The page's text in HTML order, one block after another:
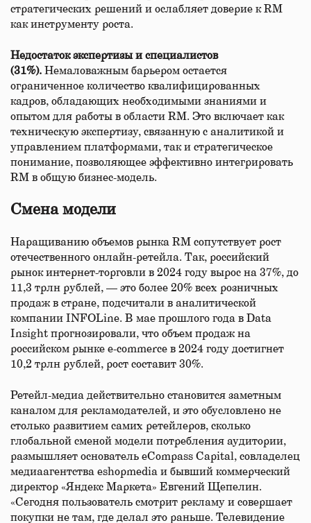
стратегических решений и ослабляет доверие к RM
как инструменту роста.
Недостаток экспертизы и специалистов
(31%). Немаловажным барьером остается
ограниченное количество квалифицированных
кадров, обладающих необходимыми знаниями и
опытом для работы в области RM. Это включает как
техническую экспертизу, связанную с аналитикой и
управлением платформами, так и стратегическое
понимание, позволяющее эффективно интегрировать
RM в общую бизнес-модель.
Смена модели
Наращиванию объемов рынка RM сопутствует рост
отечественного онлайн-ретейла. Так, российский
рынок интернет-торговли в 2024 году вырос на 37%, до
11,3 трлн рублей, — это более 20% всех розничных
продаж в стране, подсчитали в аналитической
компании INFOLine. В мае прошлого года в Data
Insight прогнозировали, что объем продаж на
российском рынке e-commerce в 2024 году достигнет
10,2 трлн рублей, рост составит 30%.
Ретейл-медиа действительно становится заметным
каналом для рекламодателей, и это обусловлено не
столько развитием самих ретейлеров, сколько
глобальной сменой модели потребления аудитории,
размышляет основатель eCompass Capital, совладелец
медиаагентства eshopmedia и бывший коммерческий
директор «Яндекс Маркета» Евгений Щепелин.
«Сегодня пользователь смотрит рекламу и совершает
покупки не там, где делал это раньше. Телевидение